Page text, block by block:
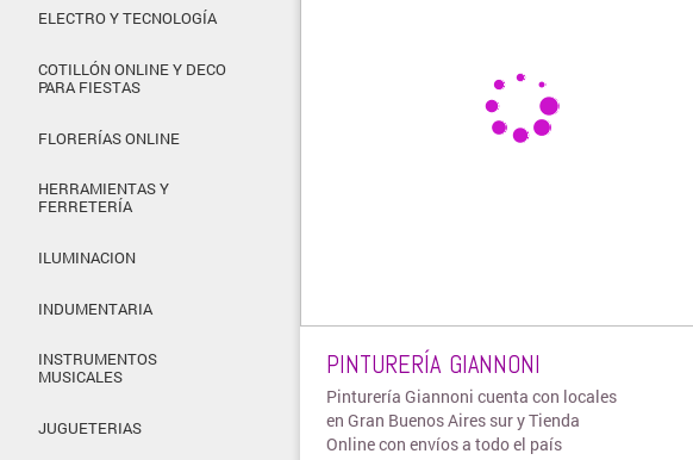
ELECTRO Y TECNOLOGÍA
COTILLÓN ONLINE Y DECO
PARA FIESTAS
FLORERÍAS ONLINE
HERRAMIENTAS Y
FERRETERÍA
ILUMINACION
INDUMENTARIA
INSTRUMENTOS
MUSICALES
JUGUETERIAS
PINTURERÍA GIANNONI
Pinturería Giannoni cuenta con locales
en Gran Buenos Aires sur y Tienda
Online con envíos a todo el país